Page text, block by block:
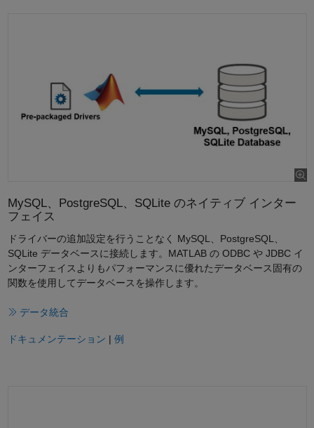
MySQL、PostgreSQL、SQLite のネイティブ インター
フェイス
ドライバーの追加設定を行うことなく MySQL、PostgreSQL、
SQLite データベースに接続します。MATLAB の ODBC や JDBC イ
ンターフェイスよりもパフォーマンスに優れたデータベース固有の
関数を使用してデータベースを操作します。
データ統合
ドキュメンテーション | 例